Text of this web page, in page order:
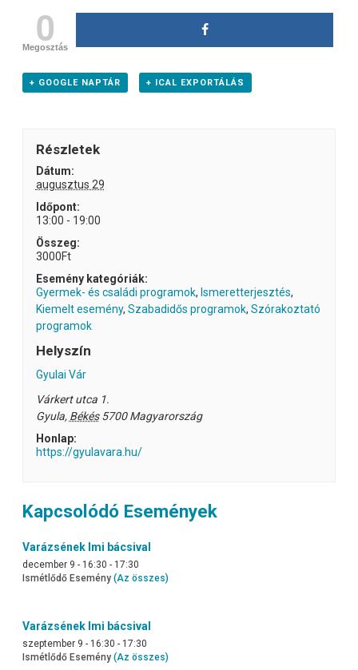
0
Megosztás
+ GOOGLE NAPTÁR + ICAL EXPORTÁLÁS
Részletek
Dátum:
augusztus 29
Időpont:
13:00 - 19:00
Összeg:
3000Ft
Esemény kategóriák:
Gyermek- és családi programok, Ismeretterjesztés,
Kiemelt esemény, Szabadidős programok, Szórakoztató
programok
Helyszín
Gyulai Vár
Várkert utca 1.
Gyula, Békés 5700 Magyarország
Honlap:
https://gyulavara.hu/
Kapcsolódó Események
Varázsének Imi bácsival
december 9 - 16:30 - 17:30
Ismétlődő Esemény (Az összes)
Varázsének Imi bácsival
szeptember 9 - 16:30 - 17:30
Ismétlődő Esemény (Az összes)